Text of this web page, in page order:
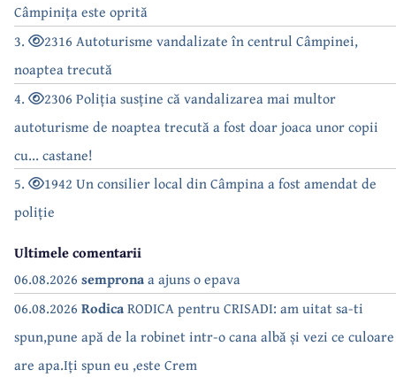
Câmpinița este oprită
3.
2316 Autoturisme vandalizate în centrul Câmpinei,
noaptea trecută
4.
2306 Poliția susține că vandalizarea mai multor
autoturisme de noaptea trecută a fost doar joaca unor copii
cu... castane!
5.
1942 Un consilier local din Câmpina a fost amendat de
poliție
Ultimele comentarii
06.08.2026 sempronaa ajuns o epava
06.08.2026 RodicaRODICA pentru CRISADI: am uitat sa-ti
spun,pune apă de la robinet intr-o cana albă și vezi ce culoare
are apa.Iți spun eu ,este Crem